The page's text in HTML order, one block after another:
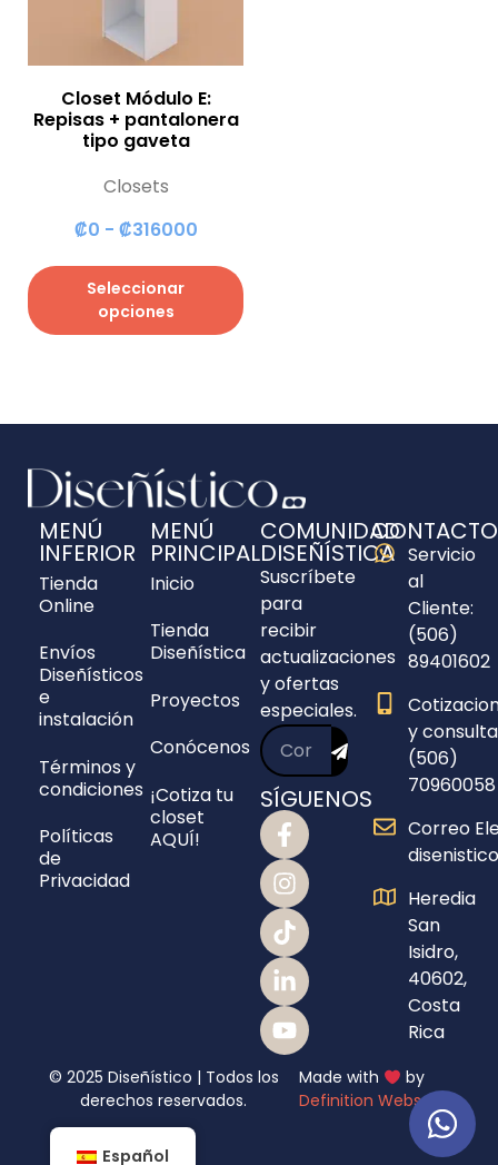
Closets
Closet Módulo E:
Repisas + pantalonera
tipo gaveta
₡0 - ₡316000
Seleccionar
opciones
MENÚ
INFERIOR
Tienda
Online
Envíos
Diseñísticos
e
instalación
Términos y
condiciones
Políticas
de
Privacidad
MENÚ
PRINCIPAL
Inicio
Tienda
Diseñística
Proyectos
Conócenos
¡Cotiza tu
closet
AQUÍ!
COMUNIDAD
DISEÑÍSTICA
Suscríbete
para
recibir
actualizaciones
y ofertas
especiales.
SÍGUENOS
CONTACTO
Servicio
al
Cliente:
(506)
89401602
y
(506)
70960058
Correo
Heredia
San
Isidro,
40602,
Costa
Rica
© 2025 Diseñístico | Todos los
derechos reservados.
Made with
by
Definition Webs
Español